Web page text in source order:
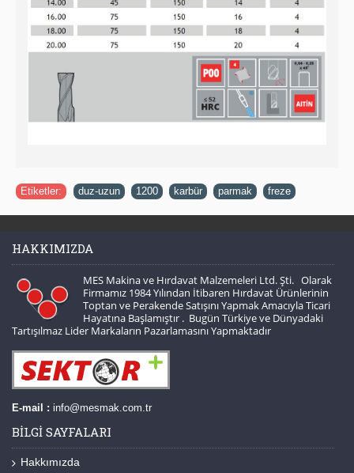
Etiketler: duz-uzun 1200 karbür parmak freze
HAKKIMIZDA
MES Makina ve Hırdavat Malzemeleri Ltd. Şti. Olarak
Firmamız 1984 Yılından İtibaren Hırdavat Ürünlerinin
Toptan ve Perakende Satışını Yapmak Amacıyla Ticari
Hayatına Başlamıştır . Bugün Türkiye ve Dünyadaki
Tartışılmaz Lider Markaların Pazarlamasını Yapmaktadır
E-mail : info@mesmak.com.tr
BILGI SAYFALARI
Hakkımızda